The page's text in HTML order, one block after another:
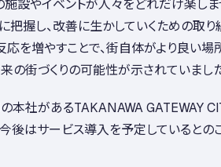
把握し、改善に生かしていくための取り
応を増やすことで、街自体がより良い
来の街づくりの可能性が示されていまし
本社があるTAKANAWA GATEWAY
今後はサービス導入を予定しているとの